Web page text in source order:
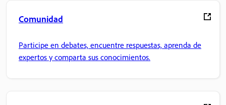
Comunidad
Participe en debates, encuentre respuestas, aprenda de
expertos y comparta sus conocimientos.